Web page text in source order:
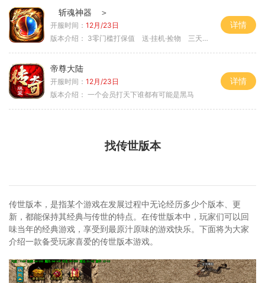
斩魂神器 ＞
开服时间： 12月/23日
版本介绍： 3零门槛打保值 送·挂机·捡物 三天合区
详情
帝尊大陆
开服时间： 12月/23日
版本介绍： 一个会员打天下谁都有可能是黑马
详情
找传世版本
传世版本，是指某个游戏在发展过程中无论经历多少个版本、更
新，都能保持其经典与传世的特点。在传世版本中，玩家们可以回
味当年的经典游戏，享受到最原汁原味的游戏快乐。下面将为大家
介绍一款备受玩家喜爱的传世版本游戏。